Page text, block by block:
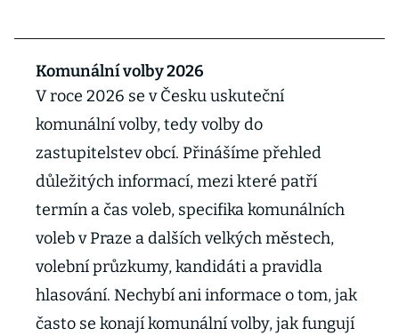
Komunální volby 2026
V roce 2026 se v Česku uskuteční
komunální volby, tedy volby do
zastupitelstev obcí. Přinášíme přehled
důležitých informací, mezi které patří
termín a čas voleb, specifika komunálních
voleb v Praze a dalších velkých městech,
volební průzkumy, kandidáti a pravidla
hlasování. Nechybí ani informace o tom, jak
často se konají komunální volby, jak fungují